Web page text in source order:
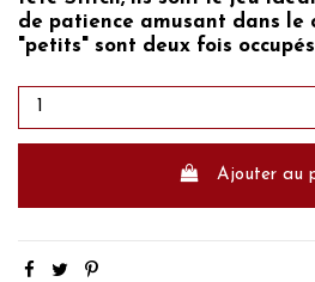
de patience amusant dans le
"petits" sont deux fois
Ajouter au